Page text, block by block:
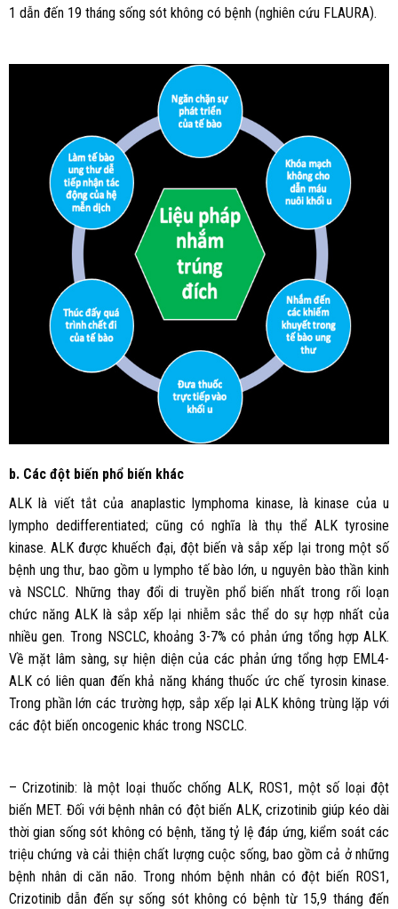
1 dẫn đến 19 tháng sống sót không có bệnh (nghiên cứu FLAURA).
b. Các đột biến phổ biến khác
ALK là viết tắt của anaplastic lymphoma kinase, là kinase của u
lympho dedifferentiated; cũng có nghĩa là thụ thể ALK tyrosine
kinase. ALK được khuếch đại, đột biến và sắp xếp lại trong một số
bệnh ung thư, bao gồm u lympho tế bào lớn, u nguyên bào thần kinh
và NSCLC. Những thay đổi di truyền phổ biến nhất trong rối loạn
chức năng ALK là sắp xếp lại nhiễm sắc thể do sự hợp nhất của
nhiều gen. Trong NSCLC, khoảng 3-7% có phản ứng tổng hợp ALK.
Về mặt lâm sàng, sự hiện diện của các phản ứng tổng hợp EML4-
ALK có liên quan đến khả năng kháng thuốc ức chế tyrosin kinase.
Trong phần lớn các trường hợp, sắp xếp lại ALK không trùng lặp với
các đột biến oncogenic khác trong NSCLC.
– Crizotinib: là một loại thuốc chống ALK, ROS1, một số loại đột
biến MET. Đối với bệnh nhân có đột biến ALK, crizotinib giúp kéo dài
thời gian sống sót không có bệnh, tăng tỷ lệ đáp ứng, kiểm soát các
triệu chứng và cải thiện chất lượng cuộc sống, bao gồm cả ở những
bệnh nhân di căn não. Trong nhóm bệnh nhân có đột biến ROS1,
Crizotinib dẫn đến sự sống sót không có bệnh từ 15,9 tháng đến